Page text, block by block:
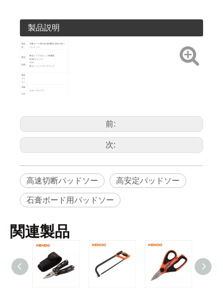
製品説明
商品
名
石膏ボード用の高速切断安定性の高い
パッドソー
製品
説明
硬化トリプルエッジ研磨歯
65Mnブレード
7TPI
滑りにくいソフトグリップ
製品
アイ
コン
包装
方法
カラースリーブ
前:
次:
高速切断パッドソー 高安定パッドソー
石膏ボード用パッドソー
関連製品